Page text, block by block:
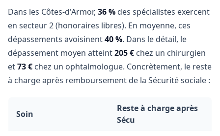
Dans les Côtes-d'Armor, 36 % des spécialistes exercent
en secteur 2 (honoraires libres). En moyenne, ces
dépassements avoisinent40 %. Dans le détail, le
dépassement moyen atteint205 € chez un chirurgien
et73 € chez un ophtalmologue. Concrètement, le reste
à charge après remboursement de la Sécurité sociale :
Soin
Reste à charge après
Sécu